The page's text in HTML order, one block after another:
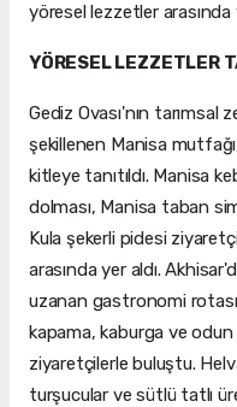
yöresel lezzetler arasında
YÖRESEL LEZZETLER
Gediz Ovası'nın
şekillenen Manisa
kitleye tanıtıldı. Manisa
dolması, Manisa taban
Kula şekerli pidesi
arasında yer aldı.
uzanan gastronomi
kapama, kaburga ve
ziyaretçilerle buluştu.
turşucular ve sütlü tatlı